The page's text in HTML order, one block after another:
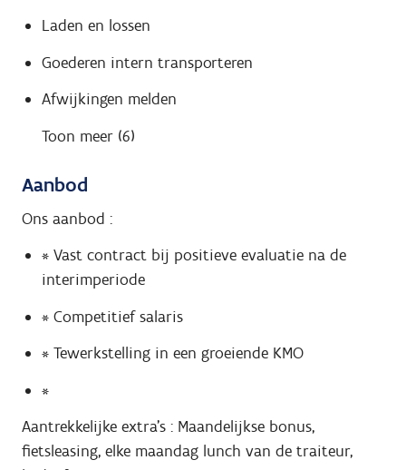
Laden en lossen
Goederen intern transporteren
Afwijkingen melden
Toon meer (6)
Aanbod
Ons aanbod :
* Vast contract bij positieve evaluatie na de
interimperiode
* Competitief salaris
* Tewerkstelling in een groeiende KMO
*
Aantrekkelijke extra's : Maandelijkse bonus,
fietsleasing, elke maandag lunch van de traiteur,